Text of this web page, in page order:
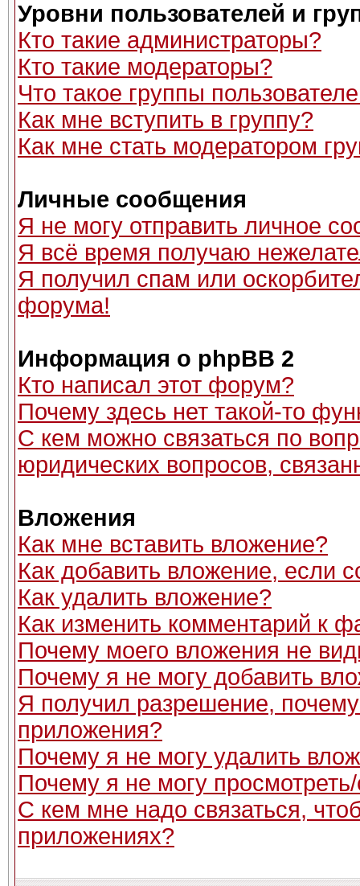
Уровни пользователей и
Кто такие администраторы?
Кто такие модераторы?
Что такое группы
Как мне вступить в группу?
Как мне стать модератором
Личные сообщения
Я не могу отправить личное
Я всё время получаю
Я получил спам или
форума!
Информация о phpBB 2
Кто написал этот форум?
Почему здесь нет такой-то
С кем можно связаться по
юридических вопросов,
Вложения
Как мне вставить вложение?
Как добавить вложение, если
Как удалить вложение?
Как изменить комментарий к
Почему моего вложения не
Почему я не могу добавить
Я получил разрешение,
приложения?
Почему я не могу удалить
Почему я не могу
С кем мне надо связаться,
приложениях?